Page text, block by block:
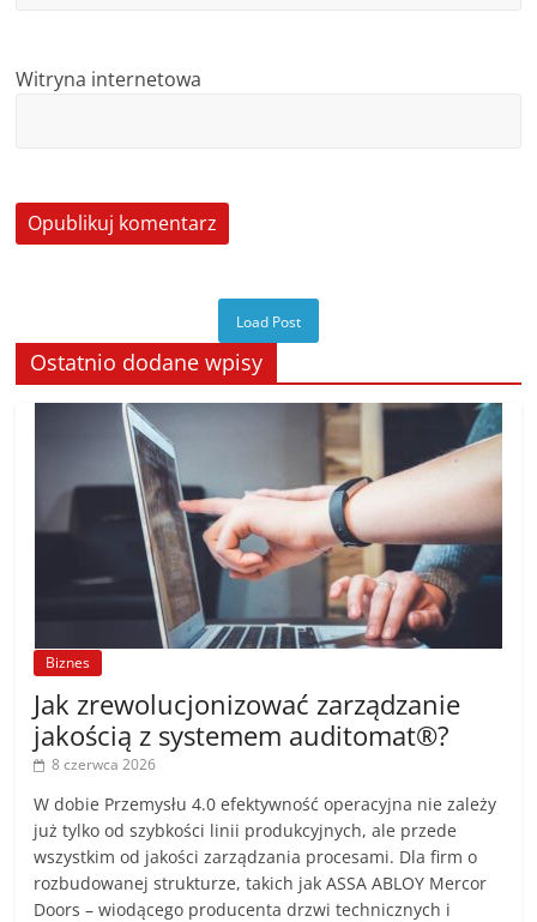
Witryna internetowa
Load Post
Ostatnio dodane wpisy
Biznes
Jak zrewolucjonizować zarządzanie
jakością z systemem auditomat®?
8 czerwca 2026
W dobie Przemysłu 4.0 efektywność operacyjna nie zależy
już tylko od szybkości linii produkcyjnych, ale przede
wszystkim od jakości zarządzania procesami. Dla firm o
rozbudowanej strukturze, takich jak ASSA ABLOY Mercor
Doors – wiodącego producenta drzwi technicznych i